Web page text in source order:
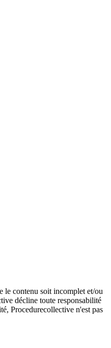
le contenu soit incomplet et/ou
décline toute responsabilité
Procedurecollective n'est pas